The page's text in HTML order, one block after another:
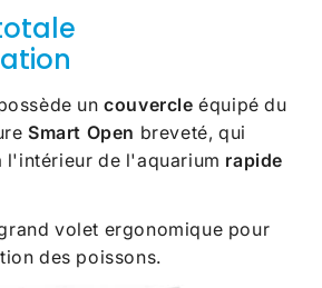
uncouvercle équipé du
Smart Open breveté, qui
l'intérieur de l'aquarium rapide
volet ergonomique pour
des poissons.